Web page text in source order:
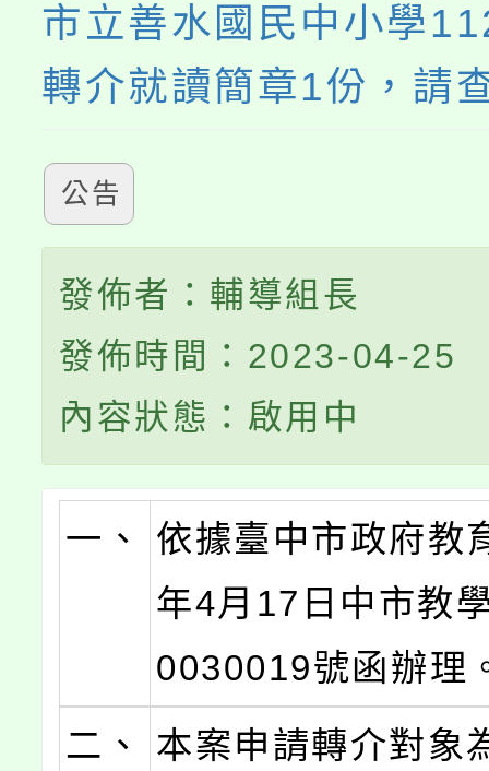
市立善水國民中小學
轉介就讀簡章1份，請
公告
發佈者：輔導組長
發佈時間：2023-04-25
內容狀態：啟用中
一、
依據臺中市政府教
年4月17日中市教
0030019號函辦理
二、
本案申請轉介對象